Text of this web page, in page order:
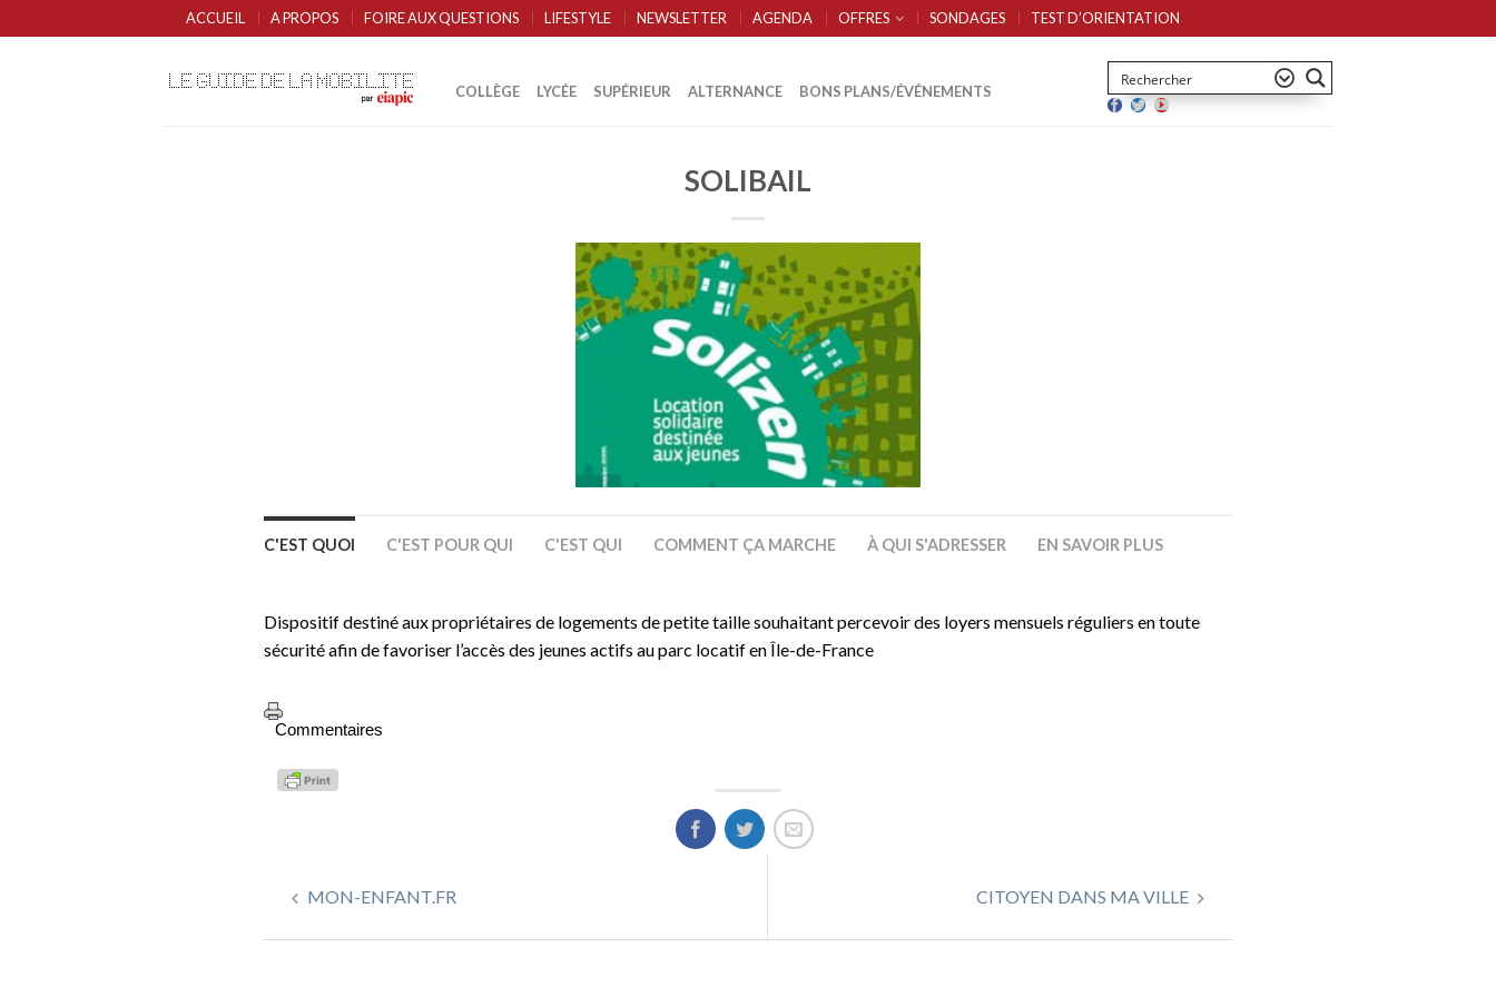
ACCUEIL A PROPOS FOIRE AUX QUESTIONS LIFESTYLE NEWSLETTER AGENDA OFFRES SONDAGES TEST D’ORIENTATION
COLLÈGE LYCÉE SUPÉRIEUR ALTERNANCE BONS PLANS/ÉVÉNEMENTS
SOLIBAIL
C'EST QUOI C'EST POUR QUI C'EST QUI COMMENT ÇA MARCHE À QUI S'ADRESSER EN SAVOIR PLUS
Dispositif destiné aux propriétaires de logements de petite taille souhaitant percevoir des loyers mensuels réguliers en toute
sécurité afin de favoriser l’accès des jeunes actifs au parc locatif en Île-de-France
Commentaires
MON-ENFANT.FR CITOYEN DANS MA VILLE